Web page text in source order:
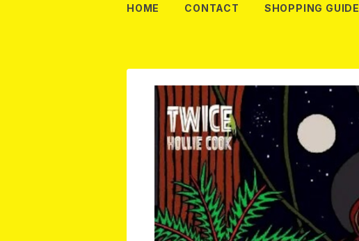
HOME CONTACT SHOPPING GUIDE